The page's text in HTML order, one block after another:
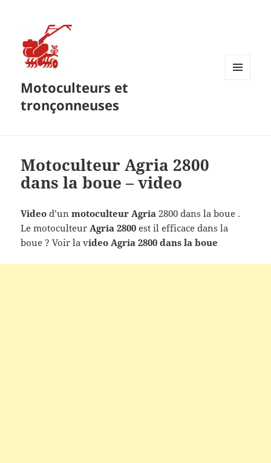
Motoculteurs et
tronçonneuses
Motoculteur Agria 2800
dans la boue – video
Video d’unmotoculteur Agria 2800 dans la boue .
Le motoculteurAgria 2800 est il efficace dans la
boue ? Voir la video Agria 2800 dans la boue